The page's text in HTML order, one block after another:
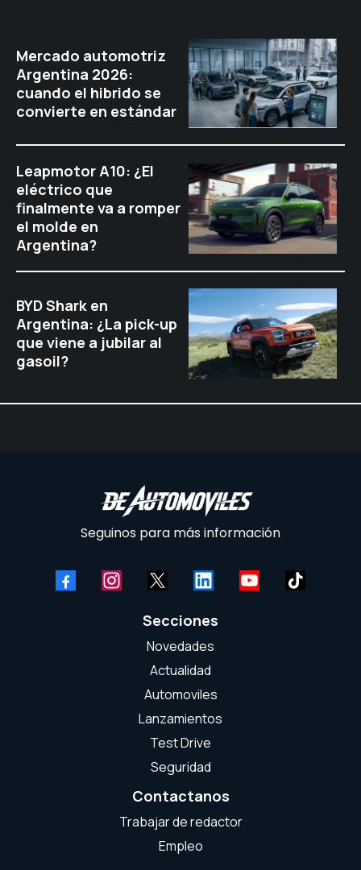
Mercado automotriz
Argentina 2026:
cuando el hibrido se
convierte en estándar
Leapmotor A10: ¿El
eléctrico que
finalmente va a romper
el molde en
Argentina?
BYD Shark en
Argentina: ¿La pick-up
que viene a jubilar al
gasoil?
Seguinos para más información
Secciones
Novedades
Actualidad
Automoviles
Lanzamientos
Test Drive
Seguridad
Contactanos
Trabajar de redactor
Empleo